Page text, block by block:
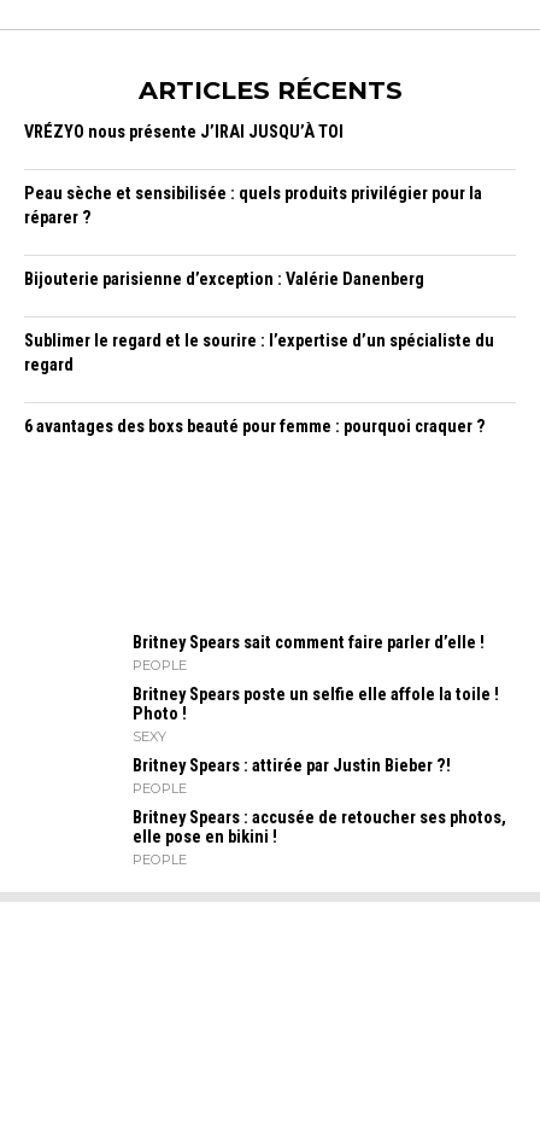
ARTICLES RÉCENTS
VRÉZYO nous présente J’IRAI JUSQU’À TOI
Peau sèche et sensibilisée : quels produits privilégier pour la
réparer ?
Bijouterie parisienne d’exception : Valérie Danenberg
Sublimer le regard et le sourire : l’expertise d’un spécialiste du
regard
6 avantages des boxs beauté pour femme : pourquoi craquer ?
Britney Spears sait comment faire parler d’elle !
PEOPLE
Britney Spears poste un selfie elle affole la toile !
Photo !
SEXY
Britney Spears : attirée par Justin Bieber ?!
PEOPLE
Britney Spears : accusée de retoucher ses photos,
elle pose en bikini !
PEOPLE